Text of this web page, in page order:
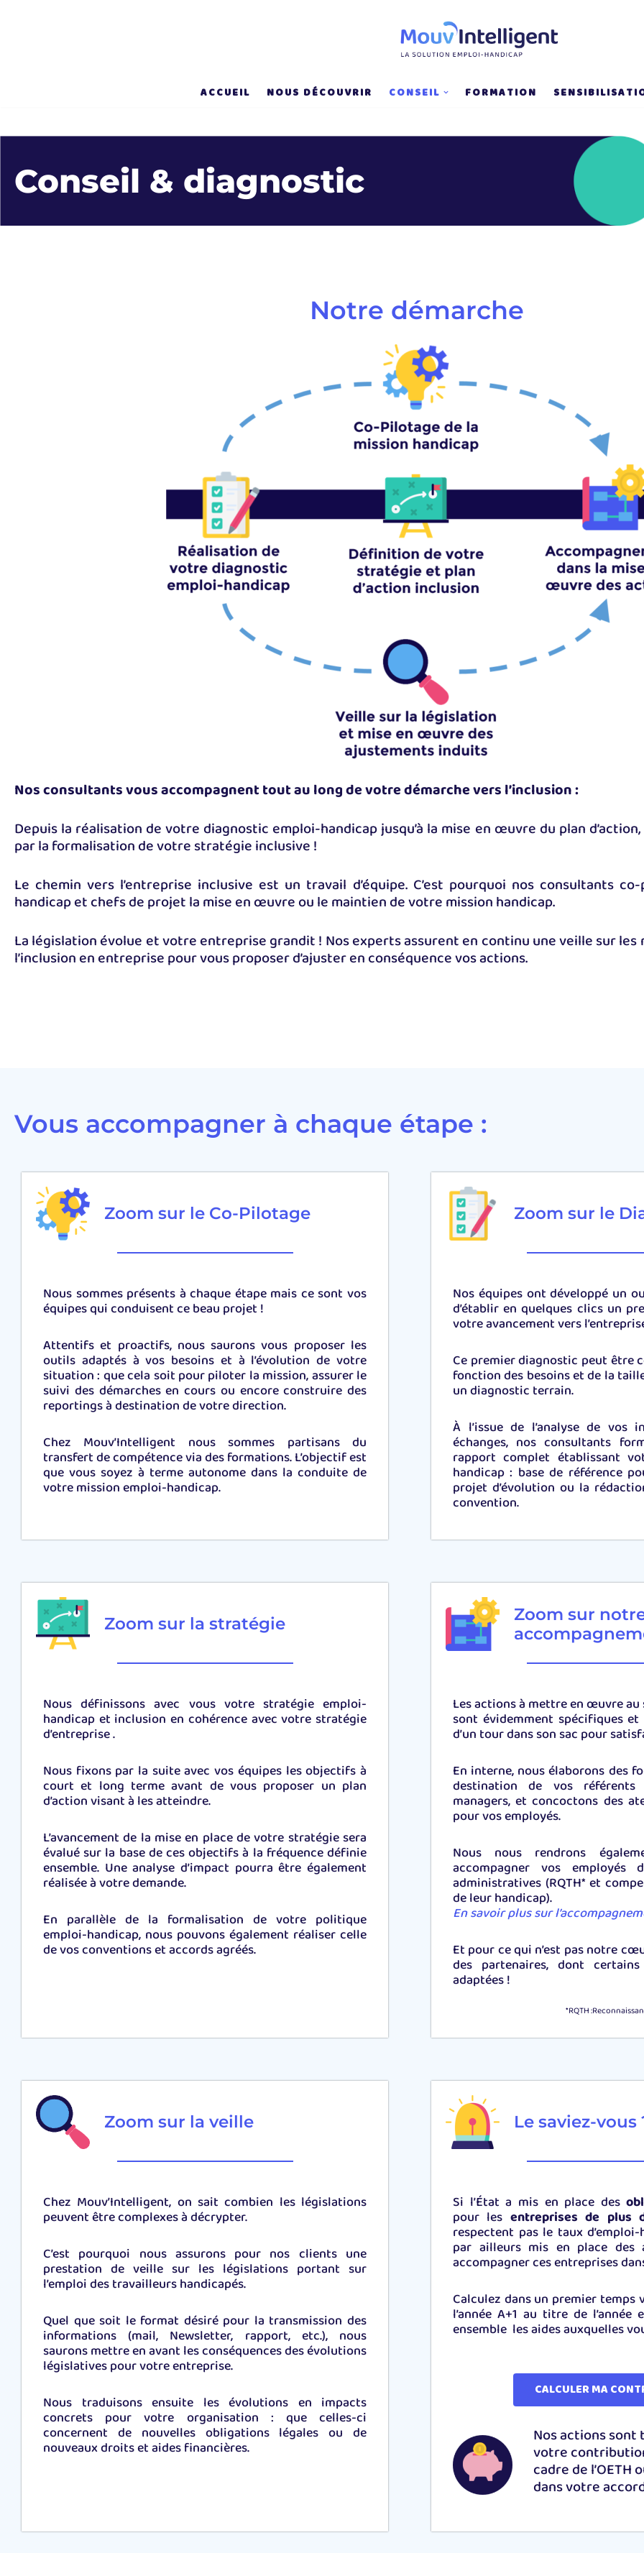
ACCUEIL NOUS DÉCOUVRIR CONSEIL FORMATION
Conseil & diagnostic
Notre démarche
Nos consultants vous accompagnent tout au long de votre démarche vers l’inclusion :
Depuis la réalisation de votre diagnostic emploi-handicap jusqu’à la mise en œuvre du plan
par la formalisation de votre stratégie inclusive !
Le chemin vers l’entreprise inclusive est un travail d’équipe. C’est pourquoi nos consultants
handicap et chefs de projet la mise en œuvre ou le maintien de votre mission handicap.
La législation évolue et votre entreprise grandit ! Nos experts assurent en continu une veille sur
l’inclusion en entreprise pour vous proposer d’ajuster en conséquence vos actions.
Vous accompagner à chaque étape :
Zoom sur le Co-Pilotage
Nous sommes présents à chaque étape mais ce sont vos
équipes qui conduisent ce beau projet !
Attentifs et proactifs, nous saurons vous proposer les
outils adaptés à vos besoins et à l’évolution de votre
situation : que cela soit pour piloter la mission, assurer le
suivi des démarches en cours ou encore construire des
reportings à destination de votre direction.
Chez Mouv’Intelligent nous sommes partisans du
transfert de compétence via des formations. L’objectif est
que vous soyez à terme autonome dans la conduite de
votre mission emploi-handicap.
Zoom sur le
Nos équipes ont développé un
d’établir en quelques clics un
votre avancement vers
Ce premier diagnostic peut être
fonction des besoins et de la
un diagnostic terrain.
À l’issue de l’analyse de vos
échanges, nos consultants
rapport complet établissant
handicap : base de référence
projet d’évolution ou la
convention.
Zoom sur la stratégie
Nous définissons avec vous votre stratégie emploi-
handicap et inclusion en cohérence avec votre stratégie
d’entreprise .
Nous fixons par la suite avec vos équipes les objectifs à
court et long terme avant de vous proposer un plan
d’action visant à les atteindre.
L’avancement de la mise en place de votre stratégie sera
évalué sur la base de ces objectifs à la fréquence définie
ensemble. Une analyse d’impact pourra être également
réalisée à votre demande.
En parallèle de la formalisation de votre politique
emploi-handicap, nous pouvons également réaliser celle
de vos conventions et accords agréés.
Zoom sur
Les actions à mettre en œuvre
sont évidemment spécifiques
d’un tour dans son sac pour
En interne, nous élaborons des
destination de vos
managers, et concoctons des
pour vos employés.
Nous nous rendrons
accompagner vos employés
administratives (RQTH* et
de leur handicap).
En savoir plus sur
Et pour ce qui n’est pas notre
des partenaires, dont
adaptées !
*RQTH
Zoom sur la veille
Chez Mouv’Intelligent, on sait combien les législations
peuvent être complexes à décrypter.
C’est pourquoi nous assurons pour nos clients une
prestation de veille sur les législations portant sur
l’emploi des travailleurs handicapés.
Quel que soit le format désiré pour la transmission des
informations (mail, Newsletter, rapport, etc.), nous
saurons mettre en avant les conséquences des évolutions
législatives pour votre entreprise.
Nous traduisons ensuite les évolutions en impacts
concrets pour votre organisation : que celles-ci
concernent de nouvelles obligations légales ou de
nouveaux droits et aides financières.
Le saviez-vous
Si l’État a mis en place des
pour les entreprises de plus
respectent pas le taux
par ailleurs mis en place des
accompagner ces entreprises
Calculez dans un premier
l’année A+1 au titre de l’année
ensemble les aides auxquelles
CALCULER MA
Nos actions
votre
cadre de l’OETH
dans votre